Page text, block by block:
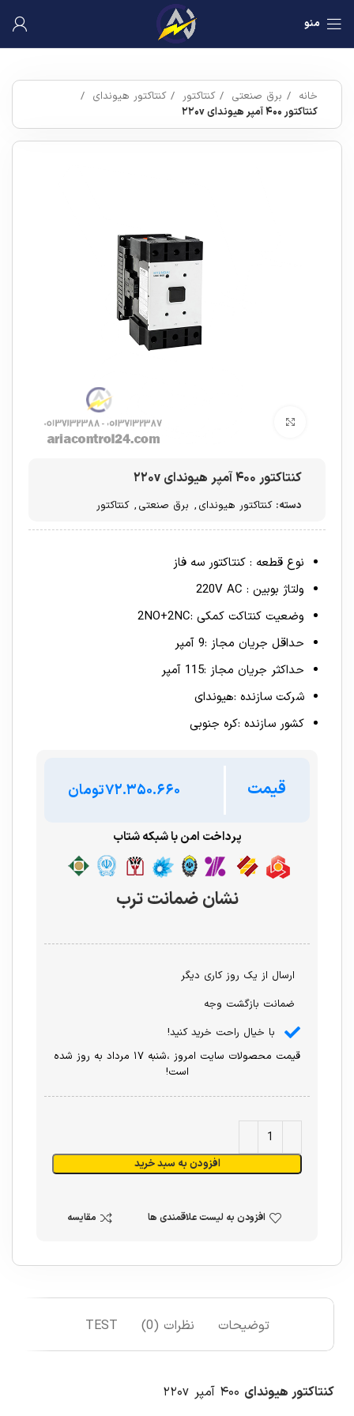
منو
خانه برق صنعتی کنتاکتور
کنتاکتور هیوندای
کنتاکتور ۴۰۰ آمپر هیوندای ۲۲۰v
کنتاکتور ۴۰۰ آمپر هیوندای ۲۲۰v
دسته: کنتاکتور هیوندای , برق صنعتی , کنتاکتور
نوع قطعه : کنتاکتور سه فاز
ولتاژ بوبین : 220V AC
وضعیت کنتاکت کمکی :2NO+2NC
حداقل جریان مجاز :9 آمپر
حداکثر جریان مجاز :115 آمپر
شرکت سازنده :هیوندای
کشور سازنده :کره جنوبی
قیمت تومان
پرداخت امن با شبکه شتاب
نشان ضمانت ترب
ارسال از یک روز کاری دیگر
ضمانت بازگشت وجه
با خیال راحت خرید کنید!
قیمت محصولات سایت امروز ،شنبه ۱۷ مرداد به روز شده
است!
افزودن به سبد خرید
افزودن به لیست علاقمندی ها مقایسه
توضیحات نظرات (0) TEST
کنتاکتور هیوندای